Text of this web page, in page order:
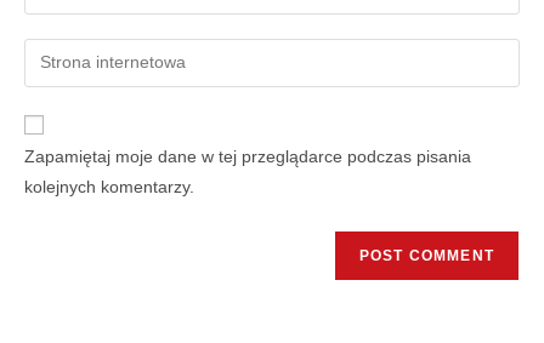
Zapamiętaj moje dane w tej przeglądarce podczas pisania
kolejnych komentarzy.